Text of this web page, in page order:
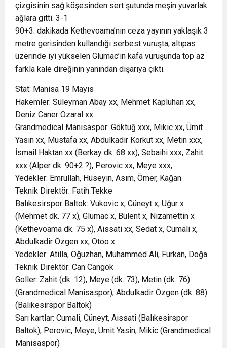
çizgisinin sağ köşesinden sert şutunda meşin yuvarlak
ağlara gitti. 3-1
90+3. dakikada Kethevoama’nın ceza yayının yaklaşık 3
metre gerisinden kullandığı serbest vuruşta, altıpas
üzerinde iyi yükselen Glumac’ın kafa vuruşunda top az
farkla kale direğinin yanından dışarıya çıktı.
Stat: Manisa 19 Mayıs
Hakemler: Süleyman Abay xx, Mehmet Kapluhan xx,
Deniz Caner Özaral xx
Grandmedical Manisaspor: Göktuğ xxx, Mikic xx, Ümit
Yasin xx, Mustafa xx, Abdulkadir Korkut xx, Metin xxx,
İsmail Haktan xx (Berkay dk. 68 xx), Sebaihi xxx, Zahit
xxx (Alper dk. 90+2 ?), Perovic xx, Meye xxx,
Yedekler: Emrullah, Hüseyin, Asım, Ömer, Kağan
Teknik Direktör: Fatih Tekke
Balıkesirspor Baltok: Vukovic x, Cüneyt x, Uğur x
(Mehmet dk. 77 x), Glumac x, Bülent x, Nizamettin x
(Kethevoama dk. 75 x), Aissati xx, Sedat x, Cumali x,
Abdulkadir Özgen xx, Otoo x
Yedekler: Atilla, Oğuzhan, Muhammed Ali, Furkan, Doğa
Teknik Direktör: Can Cangök
Goller: Zahit (dk. 12), Meye (dk. 73), Metin (dk. 76)
(Grandmedical Manisaspor), Abdulkadir Özgen (dk. 88)
(Balıkesirspor Baltok)
Sarı kartlar: Cumali, Cüneyt, Aissati (Balıkesirspor
Baltok), Perovic, Meye, Ümit Yasin, Mikic (Grandmedical
Manisaspor)